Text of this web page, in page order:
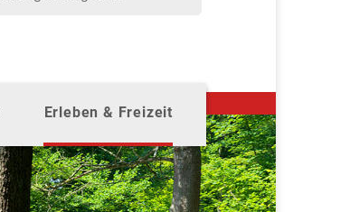
Erleben & Freizeit